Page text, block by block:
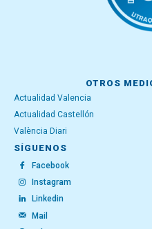
OTROS
Actualidad Valencia
Actualidad Castellón
València Diari
SÍGUENOS
Facebook
Instagram
Linkedin
Mail